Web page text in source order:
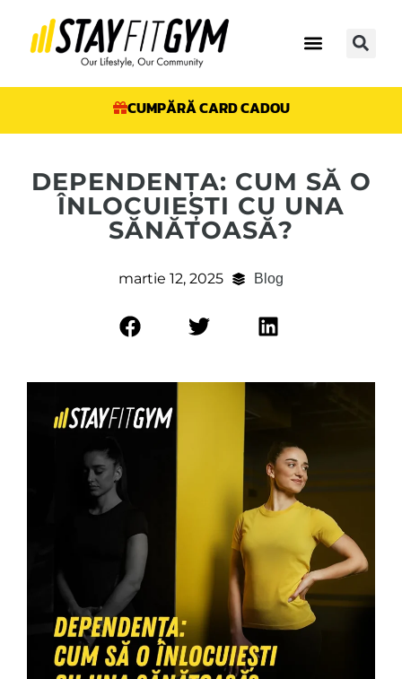
CUMPĂRĂ CARD CADOU
DEPENDENȚA: CUM SĂ O
ÎNLOCUIEȘTI CU UNA
SĂNĂTOASĂ?
martie 12, 2025 Blog